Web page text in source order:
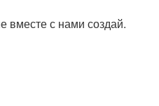
вместе с нами создай.